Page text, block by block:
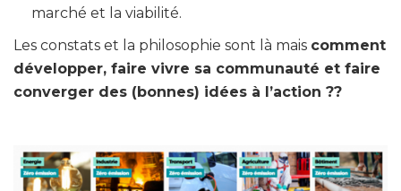
marché et la viabilité.
Les constats et la philosophie sont là mais comment
développer, faire vivre sa communauté et faire
converger des (bonnes) idées à l’action ??